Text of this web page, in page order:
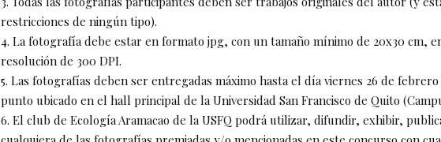
restricciones de ningún tipo).
4. La fotografía debe estar en formato jpg, con un tamaño mínimo de 20x30 cm,
resolución de 300 DPI.
5. Las fotografías deben ser entregadas máximo hasta el día viernes 26 de febrero
punto ubicado en el hall principal de la Universidad San Francisco de Quito
6. El club de Ecología Aramacao de la USFQ podrá utilizar, difundir, exhibir,